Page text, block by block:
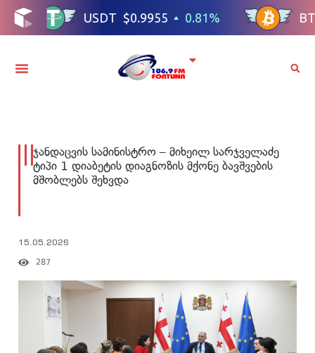
ჯანდაცვის სამინისტრო – მიხეილ სარჯველაძე
ტიპი 1 დიაბეტის დიაგნოზის მქონე ბავშვების
მშობლებს შეხვდა
15.05.2026
287